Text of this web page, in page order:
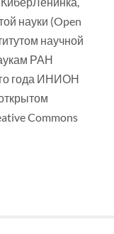
науки (Open
научной
РАН
года ИНИОН
Commons